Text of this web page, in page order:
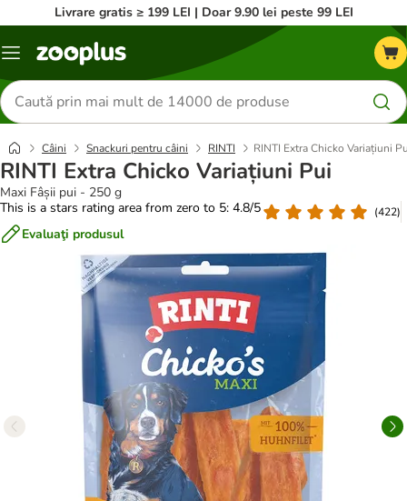
Livrare gratis ≥ 199 LEI | Doar 9.90 lei peste 99 LEI
Categorii
Căutare
produse
Câini Snackuri pentru câini RINTI RINTI Extra Chicko Variațiuni
RINTI Extra Chicko Variațiuni Pui
Maxi Fâșii pui - 250 g
This is a stars rating area from zero to 5: 4.8/5
(422)
Evaluaţi produsul